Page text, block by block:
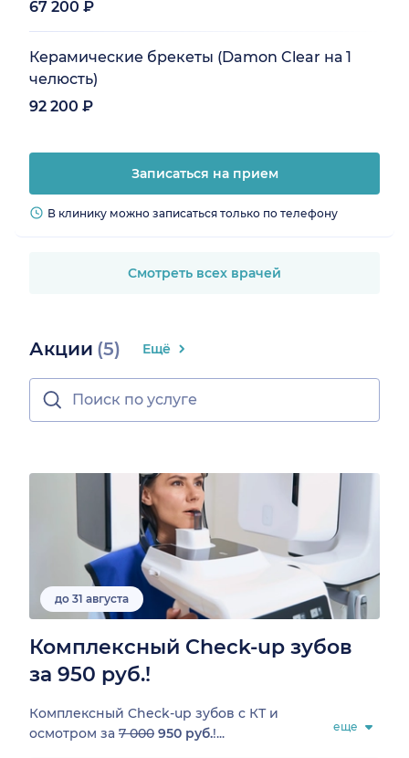
67 200 ₽
Керамические брекеты (Damon Clear на 1
челюсть)
92 200 ₽
Записаться на прием
В клинику можно записаться только по телефону
Смотреть всех врачей
Акции (5) Ещё
до 31 августа
Комплексный Check-up зубов
за 950 руб.!
Комплексный Check-up зубов c КТ и
осмотром за 7 000 950 руб.!... еще